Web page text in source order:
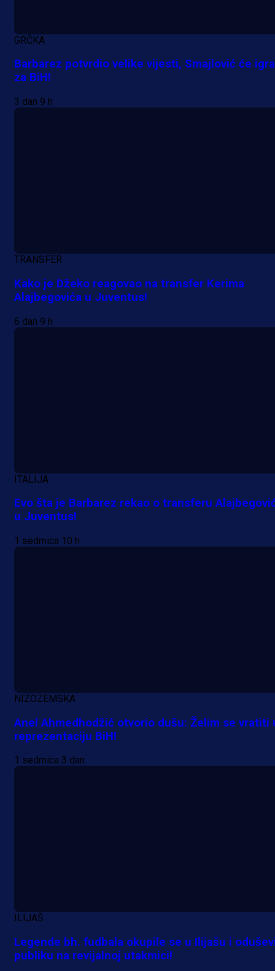
1 dan 9 h
A Selekcija
Da li je selektor zadovoljan: Evo
je Barbarez rekao o transferu
Alajbegovića u Juventus!
GRČKA
Barbarez potvrdio velike vijesti, Smajlović će
za BiH!
3 dan 9 h
TRANSFER
Kako je Džeko reagovao na transfer Kerima
Alajbegovića u Juventus!
6 dan 9 h
ITALIJA
Evo šta je Barbarez rekao o transferu
u Juventus!
1 sedmica 10 h
NIZOZEMSKA
Anel Ahmedhodžić otvorio dušu: Želim se vratiti
reprezentaciju BiH!
1 sedmica 3 dan
ILIJAŠ
Legende bh. fudbala okupile se u Ilijašu i
publiku na revijalnoj utakmici!